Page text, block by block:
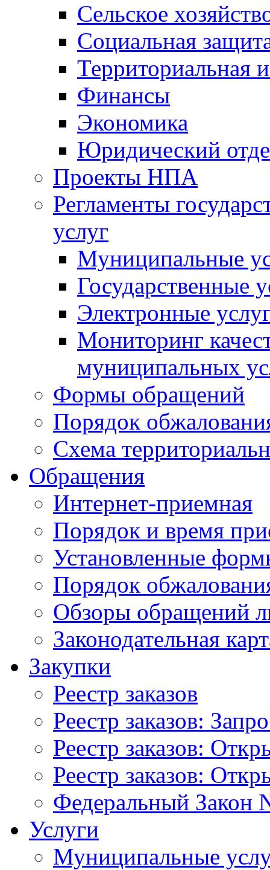
Сельское
Социальная
Территориальная
Финансы
Экономика
Юридический
Проекты НПА
Регламенты
услуг
Муниципальные
Государственные
Электронные
Мониторинг
муниципальных
Формы обращений
Порядок
Схема
Обращения
Интернет-приемная
Порядок и время
Установленные
Порядок
Обзоры обращений
Законодательная
Закупки
Реестр заказов
Реестр заказов:
Реестр заказов:
Реестр заказов:
Федеральный Закон
Услуги
Муниципальные